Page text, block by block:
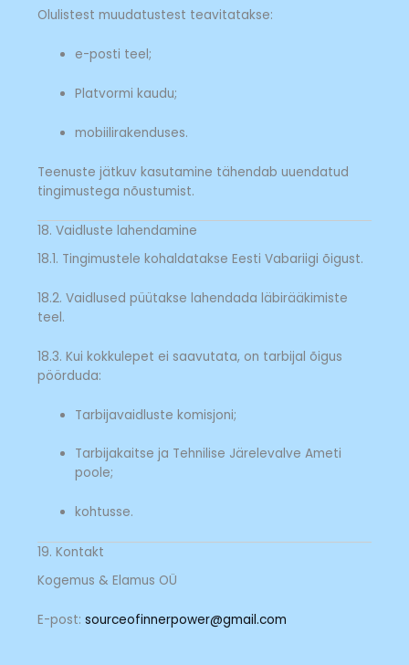
Olulistest muudatustest teavitatakse:
e-posti teel;
Platvormi kaudu;
mobiilirakenduses.
Teenuste jätkuv kasutamine tähendab uuendatud
tingimustega nõustumist.
18. Vaidluste lahendamine
18.1. Tingimustele kohaldatakse Eesti Vabariigi õigust.
18.2. Vaidlused püütakse lahendada läbirääkimiste
teel.
18.3. Kui kokkulepet ei saavutata, on tarbijal õigus
pöörduda:
Tarbijavaidluste komisjoni;
Tarbijakaitse ja Tehnilise Järelevalve Ameti
poole;
kohtusse.
19. Kontakt
Kogemus & Elamus OÜ
E-post:sourceofinnerpower@gmail.com